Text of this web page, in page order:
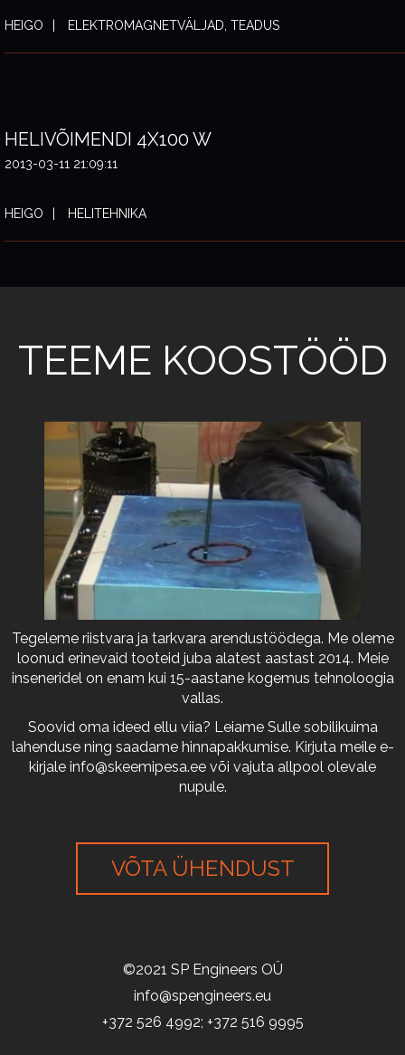
HEIGO ELEKTROMAGNETVÄLJAD, TEADUS
HELIVÕIMENDI 4X100 W
2013-03-11 21:09:11
HEIGO HELITEHNIKA
TEEME KOOSTÖÖD
Tegeleme riistvara ja tarkvara arendustöödega. Me oleme
loonud erinevaid tooteid juba alatest aastast 2014. Meie
inseneridel on enam kui 15-aastane kogemus tehnoloogia
vallas.
Soovid oma ideed ellu viia? Leiame Sulle sobilikuima
lahenduse ning saadame hinnapakkumise. Kirjuta meile e-
kirjale info@skeemipesa.ee või vajuta allpool olevale
nupule.
VÕTA ÜHENDUST
©2021 SP Engineers OÜ
info@spengineers.eu
+372 526 4992; +372 516 9995